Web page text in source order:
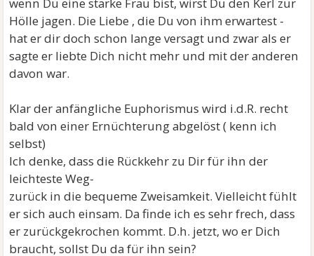
Hölle jagen. Die Liebe , die Du von ihm erwartest -
hat er dir doch schon lange versagt und zwar als er
sagte er liebte Dich nicht mehr und mit der anderen
davon war.
Klar der anfängliche Euphorismus wird i.d.R. recht
bald von einer Ernüchterung abgelöst ( kenn ich
selbst)
Ich denke, dass die Rückkehr zu Dir für ihn der
leichteste Weg-
zurück in die bequeme Zweisamkeit. Vielleicht fühlt
er sich auch einsam. Da finde ich es sehr frech, dass
er zurückgekrochen kommt. D.h. jetzt, wo er Dich
braucht, sollst Du da für ihn sein?